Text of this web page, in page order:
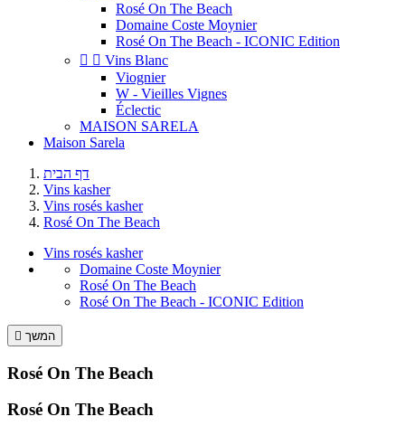
Rosé On The Beach
Domaine Coste Moynier
Rosé On The Beach - ICONIC Edition
  Vins Blanc
Viognier
W - Vieilles Vignes
Éclectic
MAISON SARELA
Maison Sarela
דף הבית
Vins kasher
Vins rosés kasher
Rosé On The Beach
Vins rosés kasher
Domaine Coste Moynier
Rosé On The Beach
Rosé On The Beach - ICONIC Edition
 המשך
Rosé On The Beach
Rosé On The Beach